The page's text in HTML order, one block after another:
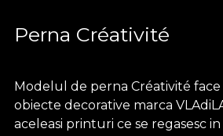
Perna Créativité
Modelul de perna Créativité
obiecte decorative marca
aceleasi printuri ce se regasesc